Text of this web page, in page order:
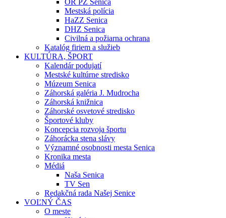
OR PZ Senica
Mestská polícia
HaZZ Senica
DHZ Senica
Civilná a požiarna ochrana
Katalóg firiem a služieb
KULTÚRA, ŠPORT
Kalendár podujatí
Mestské kultúrne stredisko
Múzeum Senica
Záhorská galéria J. Mudrocha
Záhorská knižnica
Záhorské osvetové stredisko
Športové kluby
Koncepcia rozvoja športu
Záhorácka stena slávy
Významné osobnosti mesta Senica
Kronika mesta
Médiá
Naša Senica
TV Sen
Redakčná rada Našej Senice
VOĽNÝ ČAS
O meste